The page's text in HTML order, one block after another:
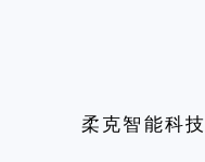
柔克智能科